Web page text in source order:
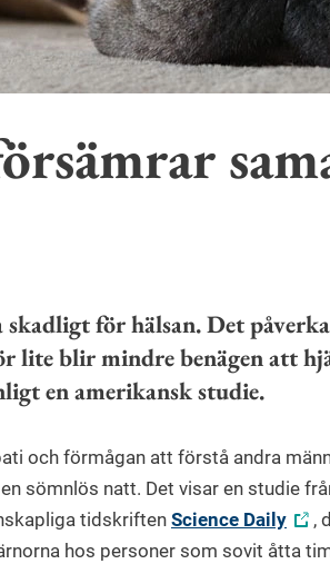
för hälsan. Det
lite blir mindre benägen att
en amerikansk studie.
och förmågan att förstå andra
sömnlös natt. Det visar en studie
tidskriften Science Daily
,
hos personer som sovit åtta